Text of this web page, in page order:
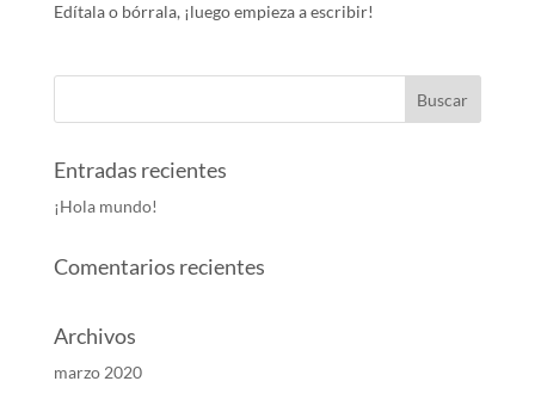
Edítala o bórrala, ¡luego empieza a escribir!
Entradas recientes
¡Hola mundo!
Comentarios recientes
Archivos
marzo 2020